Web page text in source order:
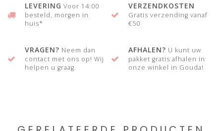
LEVERING Voor 14:00
besteld, morgen in
huis*
VERZENDKOSTEN
Gratis verzending vanaf
€50
VRAGEN? Neem dan
contact met ons op! Wij
helpen u graag.
AFHALEN? U kunt uw
pakket gratis afhalen in
onze winkel in Gouda!